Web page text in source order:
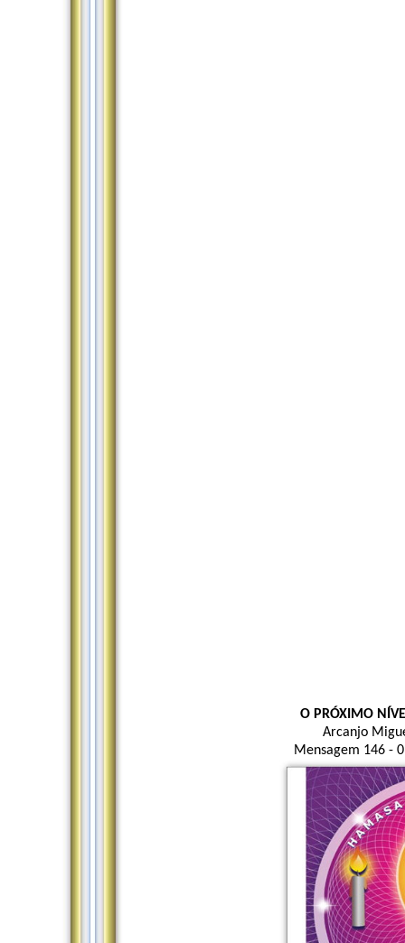
O PRÓXIMO
Arcanjo
Mensagem 146 -